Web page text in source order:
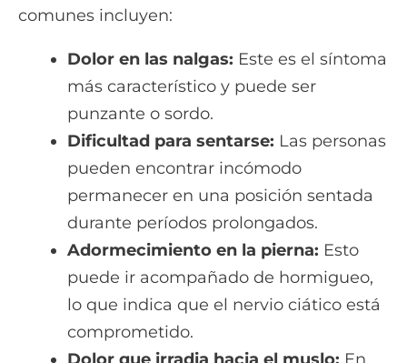
comunes incluyen:
Dolor en las nalgas: Este es el síntoma
más característico y puede ser
punzante o sordo.
Dificultad para sentarse: Las personas
pueden encontrar incómodo
permanecer en una posición sentada
durante períodos prolongados.
Adormecimiento en la pierna: Esto
puede ir acompañado de hormigueo,
lo que indica que el nervio ciático está
comprometido.